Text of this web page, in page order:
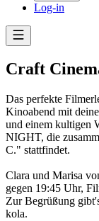
Log-in
Craft
Das perfekte
Kinoabend mit
und einem kultigen
NIGHT, die
C." stattfindet.
Clara und Marisa
gegen 19:45 Uhr,
Zur Begrüßung
kola.